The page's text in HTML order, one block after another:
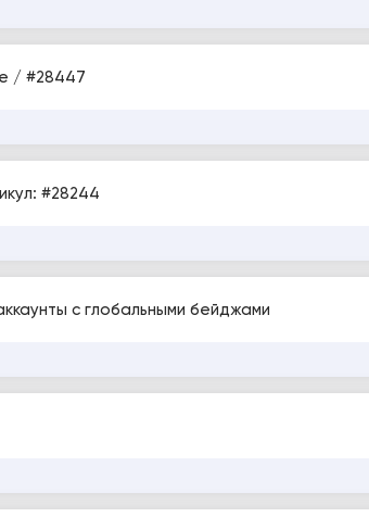
по почте / #28447
#28244
с глобальными бейджами